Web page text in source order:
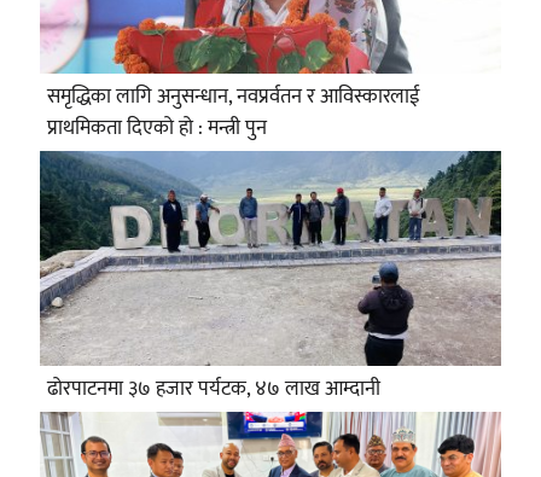
समृद्धिका लागि अनुसन्धान, नवप्रर्वतन र आविस्कारलाई
प्राथमिकता दिएको हो : मन्त्री पुन
ढोरपाटनमा ३७ हजार पर्यटक, ४७ लाख आम्दानी